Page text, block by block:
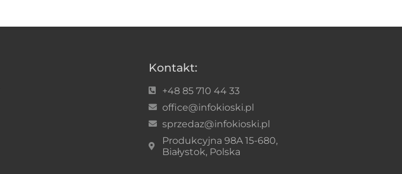
Kontakt:
+48 85 710 44 33
office@infokioski.pl
sprzedaz@infokioski.pl
Produkcyjna 98A 15-680,
Białystok, Polska